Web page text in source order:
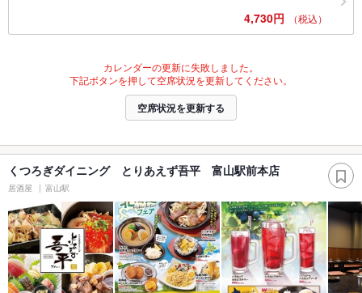
4,730円 （税込）
カレンダーの更新に失敗しました。
下記ボタンを押して空席状況を更新してください。
空席状況を更新する
くつろぎダイニング とりあえず吾平 富山駅前本店
居酒屋 富山駅